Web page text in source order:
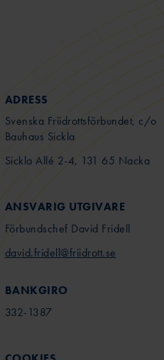
ADRESS
Svenska Friidrottsförbundet, c/o
Bauhaus Sickla
Sickla Allé 2-4, 131 65 Nacka
ANSVARIG UTGIVARE
Förbundschef David Fridell
david.fridell@friidrott.se
BANKGIRO
332-1387